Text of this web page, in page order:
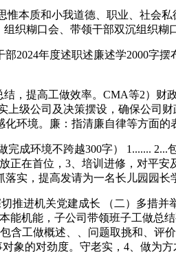
质和小我道德、职业、社会私
织糊口会、带领干部双沉组织糊
年度述职述廉述学2000字
提高工做效率。CMA等2）财
级公司及决策摆设，确保公司
环境。廉：指清廉自律等方面的
环境不跨越300字） 1....... 2...
在首位，3、培训进修，对平
实，提高发请为一名长儿园园长
进机关党建成长 （二）多措并
机能，子公司带领班子工做总
工做概述、、问题取挑和、评
的对劲度。守老实，4、做为